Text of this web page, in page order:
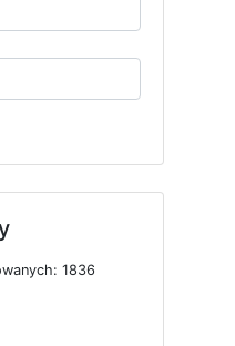
wanych: 1836